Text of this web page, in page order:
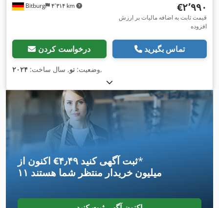
Bitburg ۴٬۳۱۴ km ‎€۲٬۹۹۰
قیمت ثابت به اضافه مالیات بر ارزش
افزوده
درخواست کردن تماس بگیرید
وضعیت: نو, سال ساخت: ۲۰۲۴ ,
اکنون از ‎€۴٫۴۹ ثبت آگهی کنید*
۱۱ میلیون خریدار منتظر شما هستند